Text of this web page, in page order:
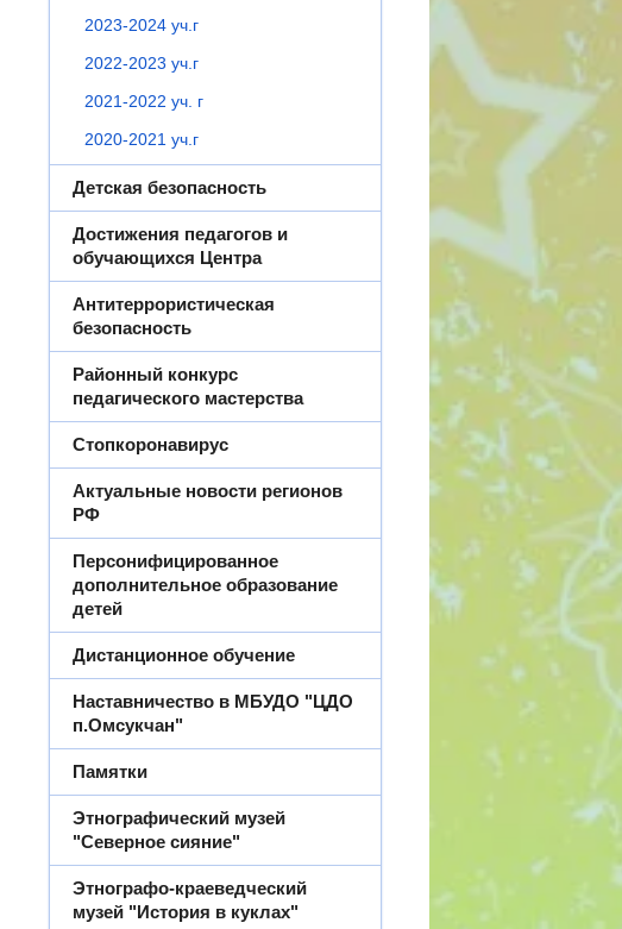
2023-2024 уч.г
2022-2023 уч.г
2021-2022 уч. г
2020-2021 уч.г
Детская безопасность
Достижения педагогов и
обучающихся Центра
Антитеррористическая
безопасность
Районный конкурс
педагического мастерства
Стопкоронавирус
Актуальные новости регионов
РФ
Персонифицированное
дополнительное образование
детей
Дистанционное обучение
Наставничество в МБУДО "ЦДО
п.Омсукчан"
Памятки
Этнографический музей
"Северное сияние"
Этнографо-краеведческий
музей "История в куклах"